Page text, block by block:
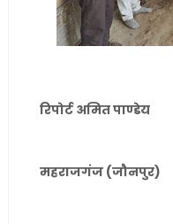
रिपोर्ट अमित पाण्डेय
महराजगंज (जौनपुर)